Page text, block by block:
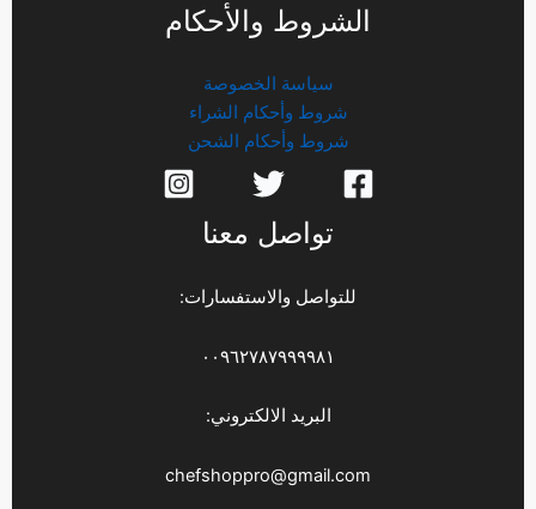
الشروط والأحكام
سياسة الخصوصة
شروط وأحكام الشراء
شروط وأحكام الشحن
تواصل معنا
للتواصل والاستفسارات:
٠٠٩٦٢٧٨٧٩٩٩٩٨١
البريد الالكتروني:
chefshoppro@gmail.com